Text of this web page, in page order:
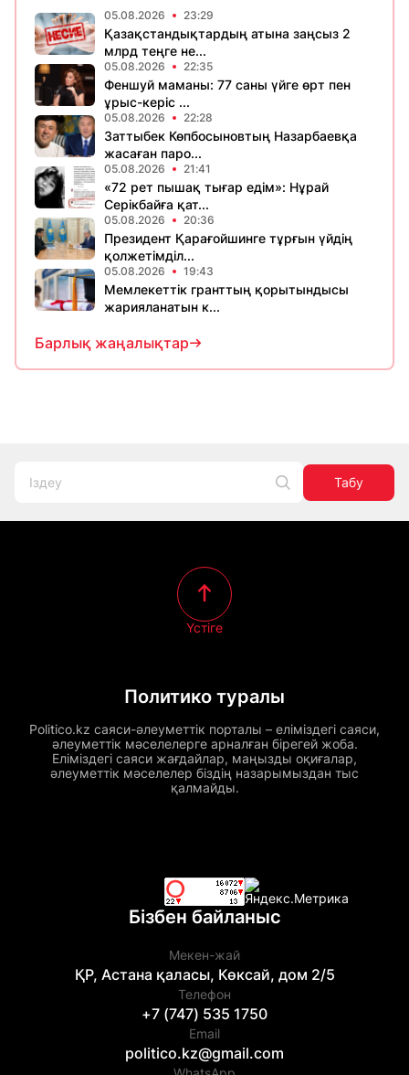
05.08.2026 23:29
Қазақстандықтардың атына заңсыз 2
млрд теңге не...
05.08.2026 22:35
Феншуй маманы: 77 саны үйге өрт пен
ұрыс-керіс ...
05.08.2026 22:28
Заттыбек Көпбосыновтың Назарбаевқа
жасаған паро...
05.08.2026 21:41
«72 рет пышақ тығар едім»: Нұрай
Серікбайға қат...
05.08.2026 20:36
Президент Қарағойшинге тұрғын үйдің
қолжетімділ...
05.08.2026 19:43
Мемлекеттік гранттың қорытындысы
жарияланатын к...
Барлық жаңалықтар
Табу
Политико туралы
Politico.kz саяси-әлеуметтік порталы – еліміздегі саяси,
әлеуметтік мәселелерге арналған бірегей жоба.
Еліміздегі саяси жағдайлар, маңызды оқиғалар,
әлеуметтік мәселелер біздің назарымыздан тыс
қалмайды.
Үстіге
Бізбен байланыс
Мекен-жай
ҚР, Астана қаласы, Көксай, дом 2/5
Телефон
+7 (747) 535 1750
Email
politico.kz@gmail.com